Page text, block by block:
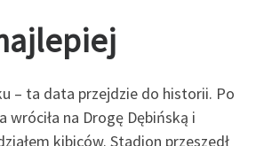
– ta data przejdzie do historii. Po
wróciła na Drogę Dębińską i
kibiców. Stadion przeszedł